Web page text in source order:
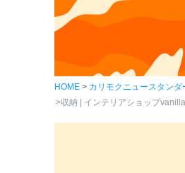
HOME
カリモクニュースタンダ
収納 | インテリアショップvanilla